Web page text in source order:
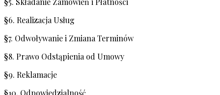
§6. Realizacja Usług
§7. Odwoływanie i Zmiana Terminów
§8. Prawo Odstąpienia od Umowy
§9. Reklamacje